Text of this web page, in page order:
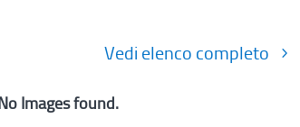
Vedi elenco completo
Images found.